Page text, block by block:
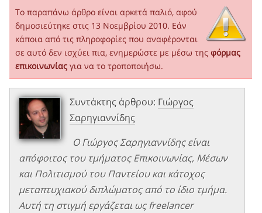
Το παραπάνω άρθρο είναι αρκετά παλιό, αφού
δημοσιεύτηκε στις 13 Νοεμβρίου 2010. Εάν
κάποια από τις πληροφορίες που αναφέρονται
σε αυτό δεν ισχύει πια, ενημερώστε με μέσω της φόρμας
επικοινωνίας για να το τροποποιήσω.
Συντάκτης άρθρου: Γιώργος
Σαρηγιαννίδης
Ο Γιώργος Σαρηγιαννίδης είναι
απόφοιτος του τμήματος Επικοινωνίας, Μέσων
και Πολιτισμού του Παντείου και κάτοχος
μεταπτυχιακού διπλώματος από το ίδιο τμήμα.
Αυτή τη στιγμή εργάζεται ως freelancer